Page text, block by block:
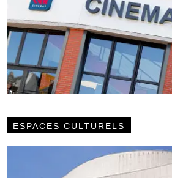
ESPACES CULTURELS